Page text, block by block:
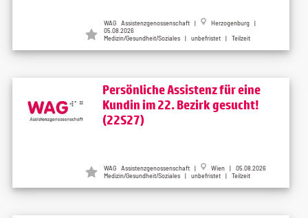
WAG Assistenzgenossenschaft |
Herzogenburg |
05.08.2026
Medizin/Gesundheit/Soziales | unbefristet | Teilzeit
Persönliche Assistenz für eine
Kundin im 22. Bezirk gesucht!
(22S27)
WAG Assistenzgenossenschaft |
Wien | 05.08.2026
Medizin/Gesundheit/Soziales | unbefristet | Teilzeit